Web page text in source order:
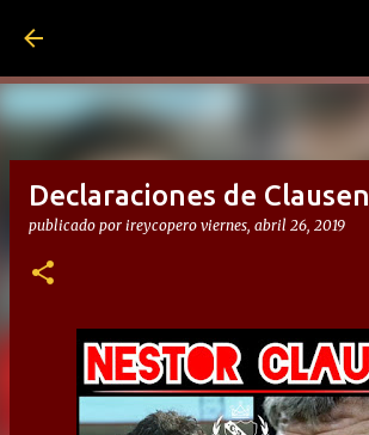
Declaraciones de Clausen
publicado por ireycopero viernes, abril 26, 2019